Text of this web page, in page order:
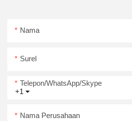
Nama
Surel
+1
Telepon/WhatsApp/Skype
Nama Perusahaan